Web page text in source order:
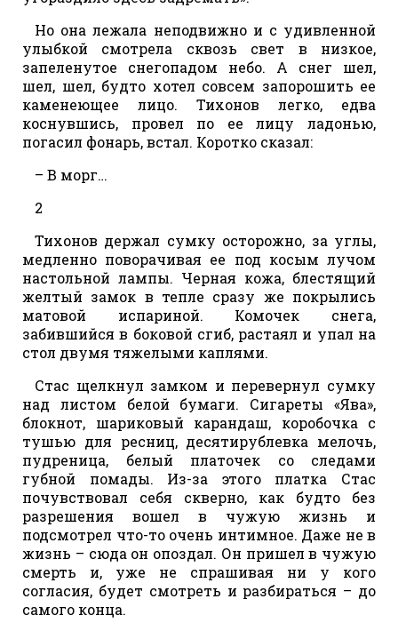
Но она лежала неподвижно и с удивленной
улыбкой смотрела сквозь свет в низкое,
запеленутое снегопадом небо. А снег шел,
шел, шел, будто хотел совсем запорошить ее
каменеющее лицо. Тихонов легко, едва
коснувшись, провел по ее лицу ладонью,
погасил фонарь, встал. Коротко сказал:
– В морг…
2
Тихонов держал сумку осторожно, за углы,
медленно поворачивая ее под косым лучом
настольной лампы. Черная кожа, блестящий
желтый замок в тепле сразу же покрылись
матовой испариной. Комочек снега,
забившийся в боковой сгиб, растаял и упал на
стол двумя тяжелыми каплями.
Стас щелкнул замком и перевернул сумку
над листом белой бумаги. Сигареты «Ява»,
блокнот, шариковый карандаш, коробочка с
тушью для ресниц, десятирублевка мелочь,
пудреница, белый платочек со следами
губной помады. Из-за этого платка Стас
почувствовал себя скверно, как будто без
разрешения вошел в чужую жизнь и
подсмотрел что-то очень интимное. Даже не в
жизнь – сюда он опоздал. Он пришел в чужую
смерть и, уже не спрашивая ни у кого
согласия, будет смотреть и разбираться – до
самого конца.